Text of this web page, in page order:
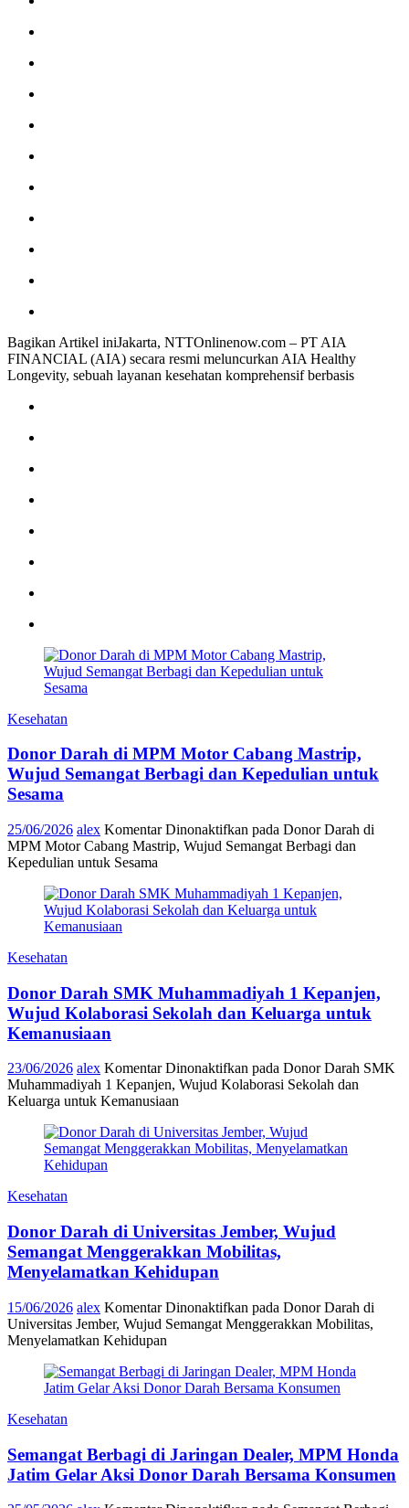
Bagikan Artikel iniJakarta, NTTOnlinenow.com – PT AIA
FINANCIAL (AIA) secara resmi meluncurkan AIA Healthy
Longevity, sebuah layanan kesehatan komprehensif berbasis
Kesehatan
Donor Darah di MPM Motor Cabang Mastrip,
Wujud Semangat Berbagi dan Kepedulian untuk
Sesama
25/06/2026 alex Komentar Dinonaktifkan pada Donor Darah di
MPM Motor Cabang Mastrip, Wujud Semangat Berbagi dan
Kepedulian untuk Sesama
Kesehatan
Donor Darah SMK Muhammadiyah 1 Kepanjen,
Wujud Kolaborasi Sekolah dan Keluarga untuk
Kemanusiaan
23/06/2026 alex Komentar Dinonaktifkan pada Donor Darah SMK
Muhammadiyah 1 Kepanjen, Wujud Kolaborasi Sekolah dan
Keluarga untuk Kemanusiaan
Kesehatan
Donor Darah di Universitas Jember, Wujud
Semangat Menggerakkan Mobilitas,
Menyelamatkan Kehidupan
15/06/2026 alex Komentar Dinonaktifkan pada Donor Darah di
Universitas Jember, Wujud Semangat Menggerakkan Mobilitas,
Menyelamatkan Kehidupan
Kesehatan
Semangat Berbagi di Jaringan Dealer, MPM Honda
Jatim Gelar Aksi Donor Darah Bersama Konsumen